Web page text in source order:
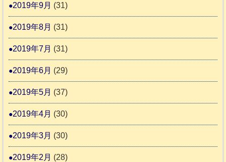
2019年9月 (31)
2019年8月 (31)
2019年7月 (31)
2019年6月 (29)
2019年5月 (37)
2019年4月 (30)
2019年3月 (30)
2019年2月 (28)